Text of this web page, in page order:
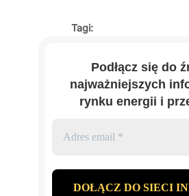
Tagi:
Podłącz się do
najważniejszych
rynku energii i